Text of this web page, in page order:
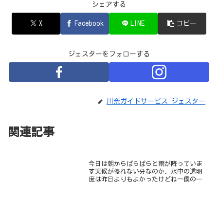
シェアする
X Facebook LINE コピー
ジェスターをフォローする
川奈ガイドサービス ジェスター
関連記事
今日は朝からぱらぱらと雨が降っていま
す天候が優れない分なのか、水中の透明
度は昨日よりもよかったけどねー僕の主